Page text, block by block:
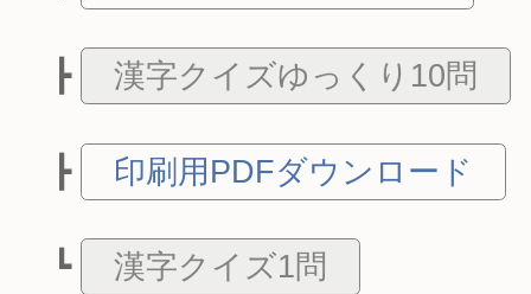
漢字クイズゆっくり10問
印刷用PDFダウンロード
漢字クイズ1問